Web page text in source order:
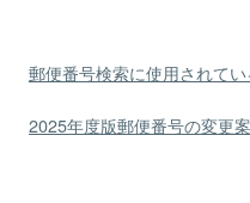
郵便番号検索に使用されて
2025年度版郵便番号の変更